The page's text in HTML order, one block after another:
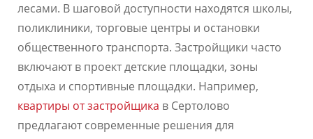
лесами. В шаговой доступности находятся школы,
поликлиники, торговые центры и остановки
общественного транспорта. Застройщики часто
включают в проект детские площадки, зоны
отдыха и спортивные площадки. Например,
квартиры от застройщика в Сертолово
предлагают современные решения для